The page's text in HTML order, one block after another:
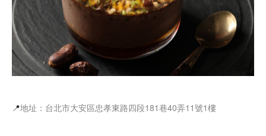
📍地址：台北市大安區忠孝東路四段181巷40弄11號1樓